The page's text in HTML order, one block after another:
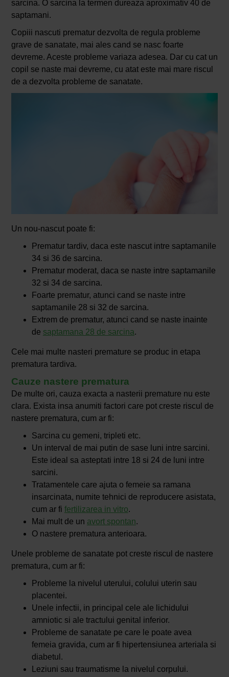
sarcina. O sarcina la termen dureaza aproximativ 40 de
saptamani.
Copiii nascuti prematur dezvolta de regula probleme
grave de sanatate, mai ales cand se nasc foarte
devreme. Aceste probleme variaza adesea. Dar cu cat un
copil se naste mai devreme, cu atat este mai mare riscul
de a dezvolta probleme de sanatate.
Un nou-nascut poate fi:
Prematur tardiv, daca este nascut intre saptamanile
34 si 36 de sarcina.
Prematur moderat, daca se naste intre saptamanile
32 si 34 de sarcina.
Foarte prematur, atunci cand se naste intre
saptamanile 28 si 32 de sarcina.
Extrem de prematur, atunci cand se naste inainte
de saptamana 28 de sarcina.
Cele mai multe nasteri premature se produc in etapa
prematura tardiva.
Cauze nastere prematura
De multe ori, cauza exacta a nasterii premature nu este
clara. Exista insa anumiti factori care pot creste riscul de
nastere prematura, cum ar fi:
Sarcina cu gemeni, tripleti etc.
Un interval de mai putin de sase luni intre sarcini.
Este ideal sa asteptati intre 18 si 24 de luni intre
sarcini.
Tratamentele care ajuta o femeie sa ramana
insarcinata, numite tehnici de reproducere asistata,
cum ar fi fertilizarea in vitro.
Mai mult de un avort spontan.
O nastere prematura anterioara.
Unele probleme de sanatate pot creste riscul de nastere
prematura, cum ar fi:
Probleme la nivelul uterului, colului uterin sau
placentei.
Unele infectii, in principal cele ale lichidului
amniotic si ale tractului genital inferior.
Probleme de sanatate pe care le poate avea
femeia gravida, cum ar fi hipertensiunea arteriala si
diabetul.
Leziuni sau traumatisme la nivelul corpului.